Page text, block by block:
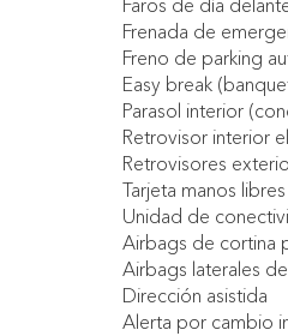
Faros de día
Frenada de
Freno de parking
Easy break
Parasol interior
Retrovisor interior
Retrovisores
Tarjeta manos libres
Unidad de
Airbags de cortina
Airbags laterales
Dirección asistida
Alerta por cambio